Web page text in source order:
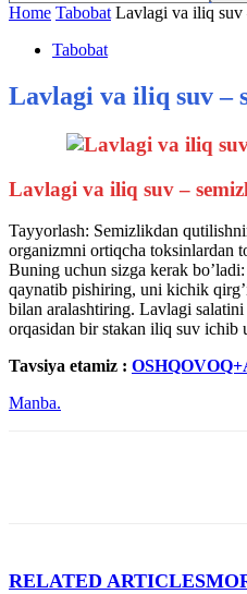
Home Tabobat Lavlagi va iliq suv
Tabobat
Lavlagi va iliq suv –
Lavlagi va iliq suv –
Tayyorlash: Semizlikdan
organizmni ortiqcha toksinlardan
Buning uchun sizga kerak
qaynatib pishiring, uni kichik
bilan aralashtiring. Lavlagi
orqasidan bir stakan iliq suv ichib
Tavsiya etamiz :
Manba.
RELATED ARTICLES